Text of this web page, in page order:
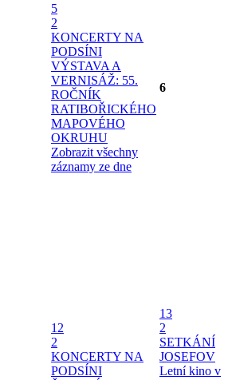
5
2
KONCERTY NA
PODSÍNI
VÝSTAVA A
VERNISÁŽ: 55.
ROČNÍK
RATIBOŘICKÉHO
MAPOVÉHO
OKRUHU
Zobrazit všechny
záznamy ze dne
6
12
2
KONCERTY NA
PODSÍNI
13
2
SETKÁNÍ
JOSEFOV
Letní kino v